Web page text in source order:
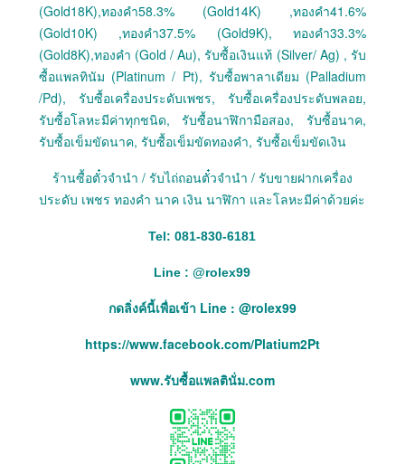
(Gold18K),ทองคำ58.3% (Gold14K) ,ทองคำ41.6%
(Gold10K) ,ทองคำ37.5% (Gold9K), ทองคำ33.3%
(Gold8K),ทองคำ (Gold / Au), รับซื้อเงินแท้ (Silver/ Ag) , รับ
ซื้อแพลทินัม (Platinum / Pt), รับซื้อพาลาเดียม (Palladium
/Pd), รับซื้อเครื่องประดับเพชร, รับซื้อเครื่องประดับพลอย,
รับซื้อโลหะมีค่าทุกชนิด, รับซื้อนาฬิกามือสอง, รับซื้อนาค,
รับซื้อเข็มขัดนาค, รับซื้อเข็มขัดทองคำ, รับซื้อเข็มขัดเงิน
ร้านซื้อตั๋วจำนำ / รับไถ่ถอนตั๋วจำนำ / รับขายฝากเครื่อง
ประดับ เพชร ทองคำ นาค เงิน นาฬิกา และโลหะมีค่าด้วยค่ะ
Tel: 081-830-6181
Line : @rolex99
กดลิ่งค์นี้เพื่อเข้า Line : @rolex99
https://www.facebook.com/Platium2Pt
www.รับซื้อแพลตินั่ม.com